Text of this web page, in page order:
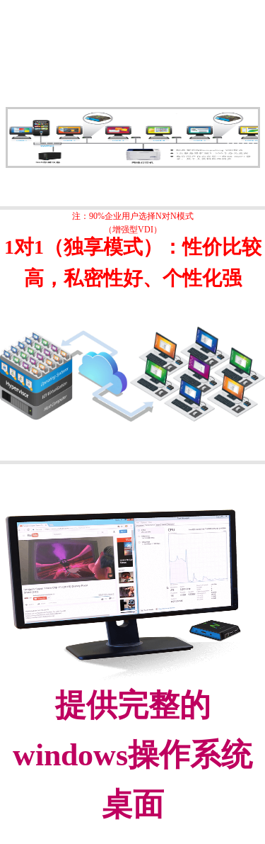
1对1（独享模式）：性价比较
高，私密性好、个性化强
注：90%企业用户选择N对N模式
（增强型VDI）
提供完整的
windows操作系统
桌面